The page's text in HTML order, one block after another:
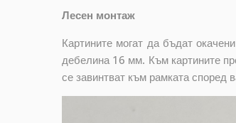
Лесен монтаж
Картините могат да бъдат
дебелина 16 мм. Към картините
се завинтват към рамката според